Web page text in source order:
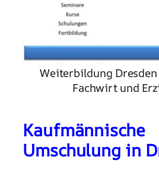
Weiterbildung
Fachwirt und
Kaufmännische
Umschulung in